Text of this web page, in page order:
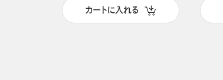
カートに入れる